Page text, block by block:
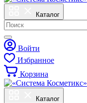
Каталог
Войти
Избранное
Корзина
Каталог